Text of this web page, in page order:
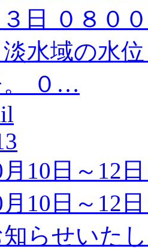
３日 ０８０
水域の水
。 ０…
月10日～12
月10日～12
らせいた